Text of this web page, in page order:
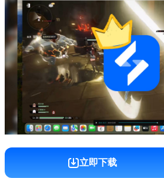
立即下载